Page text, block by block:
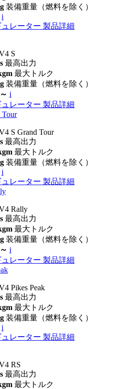
装備重量（燃料を除く）
i
レーター 製品詳細
S
最高出力
最大トルク
装備重量（燃料を除く）
i
レーター 製品詳細
Tour
S Grand Tour
最高出力
最大トルク
装備重量（燃料を除く）
i
レーター 製品詳細
Rally
最高出力
最大トルク
装備重量（燃料を除く）
i
レーター 製品詳細
Pikes Peak
最高出力
最大トルク
装備重量（燃料を除く）
i
レーター 製品詳細
RS
最高出力
最大トルク